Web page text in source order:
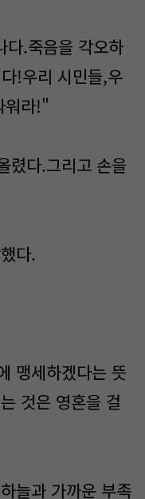
.죽음을 각오하
!우리 시민들,우
워라!"
렸다.그리고 손을
다.
맹세하겠다는 뜻
것은 영혼을 걸
늘과 가까운 부족